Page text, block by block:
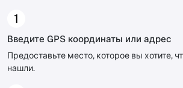
1
Введите GPS координаты или адрес
Предоставьте место, которое вы хотите,
нашли.